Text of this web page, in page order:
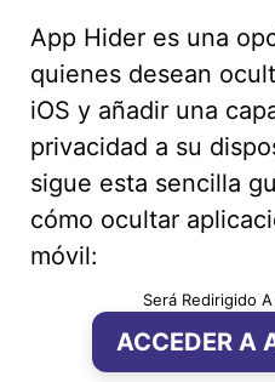
App Hider es una
quienes desean
iOS y añadir una
privacidad a su
sigue esta sencilla
cómo ocultar
móvil:
Será Redirigido
ACCEDER A